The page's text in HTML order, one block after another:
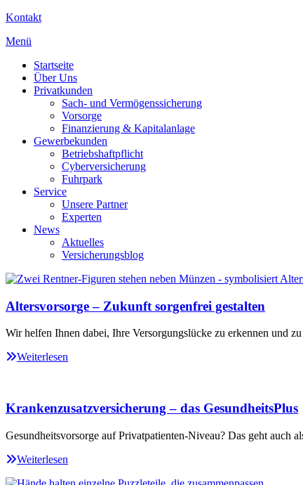
Kontakt
Menü
Startseite
Über Uns
Privatkunden
Sach- und Vermögenssicherung
Vorsorge
Finanzierung & Kapitalanlage
Gewerbekunden
Betriebshaftpflicht
Cyberversicherung
Fuhrpark
Service
Unsere Partner
Experten
News
Aktuelles
Versicherungsblog
Altersvorsorge – Zukunft sorgenfrei gestalten
Wir helfen Ihnen dabei, Ihre Versorgungslücke zu erkennen und
Weiterlesen
Krankenzusatzversicherung – das GesundheitsPlus
Gesundheitsvorsorge auf Privatpatienten-Niveau? Das geht auch
Weiterlesen